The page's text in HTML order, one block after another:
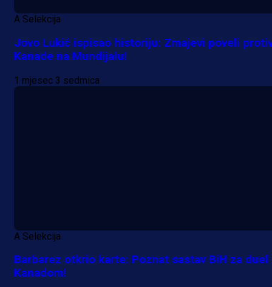
A Selekcija
Jovo Lukić ispisao historiju: Zmajevi poveli
Kanade na Mundijalu!
1 mjesec 3 sedmica
A Selekcija
Barbarez otkrio karte: Poznat sastav BiH za duel
Kanadom!